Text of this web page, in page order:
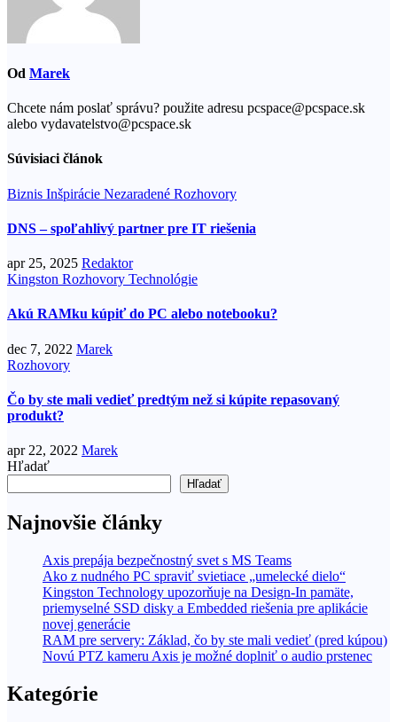
Od Marek
Chcete nám poslať správu? použite adresu pcspace@pcspace.sk
alebo vydavatelstvo@pcspace.sk
Súvisiaci článok
Biznis Inšpirácie Nezaradené Rozhovory
DNS – spoľahlivý partner pre IT riešenia
apr 25, 2025 Redaktor
Kingston Rozhovory Technológie
Akú RAMku kúpiť do PC alebo notebooku?
dec 7, 2022 Marek
Rozhovory
Čo by ste mali vedieť predtým než si kúpite repasovaný
produkt?
apr 22, 2022 Marek
Hľadať
Hľadať
Najnovšie články
Axis prepája bezpečnostný svet s MS Teams
Ako z nudného PC spraviť svietiace „umelecké dielo“
Kingston Technology upozorňuje na Design-In pamäte,
priemyselné SSD disky a Embedded riešenia pre aplikácie
novej generácie
RAM pre servery: Základ, čo by ste mali vedieť (pred kúpou)
Novú PTZ kameru Axis je možné doplniť o audio prstenec
Kategórie